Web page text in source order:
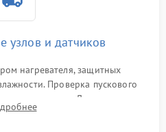
узлов и датчиков
нагревателя, защитных
Проверка пускового
и помпы. Для машин с
работы компрессора и